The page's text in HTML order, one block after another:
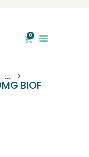
0
...
BIOF